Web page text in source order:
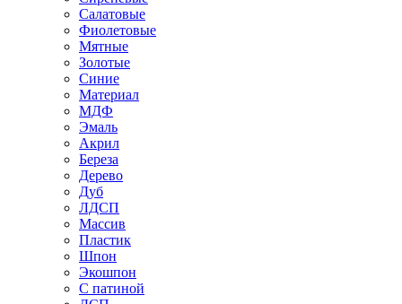
Салатовые
Фиолетовые
Мятные
Золотые
Синие
Материал
МДФ
Эмаль
Акрил
Береза
Дерево
Дуб
ЛДСП
Массив
Пластик
Шпон
Экошпон
С патиной